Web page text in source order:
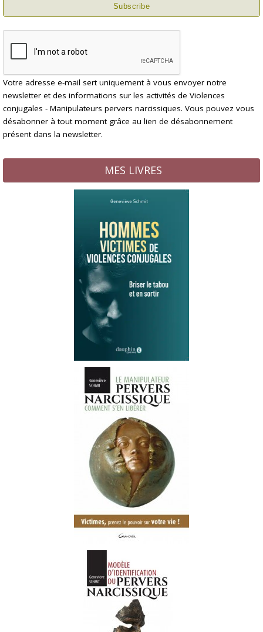
Votre adresse e-mail sert uniquement à vous envoyer notre
newsletter et des informations sur les activités de Violences
conjugales - Manipulateurs pervers narcissiques. Vous pouvez vous
désabonner à tout moment grâce au lien de désabonnement
présent dans la newsletter.
MES LIVRES